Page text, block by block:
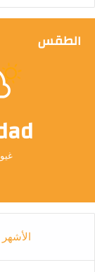
الطقس
الأشهر